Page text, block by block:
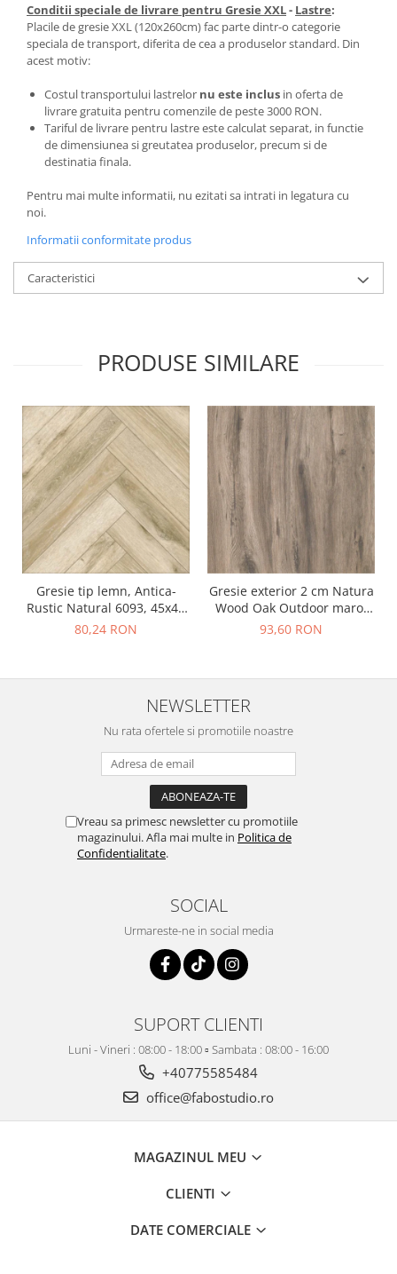
Conditii speciale de livrare pentru Gresie XXL- Lastre:
Placile de gresie XXL (120x260cm) fac parte dintr-o categorie
speciala de transport, diferita de cea a produselor standard. Din
acest motiv:
Costul transportului lastrelor nu este inclus in oferta de
livrare gratuita pentru comenzile de peste 3000 RON.
Tariful de livrare pentru lastre este calculat separat, in functie
de dimensiunea si greutatea produselor, precum si de
destinatia finala.
Pentru mai multe informatii, nu ezitati sa intrati in legatura cu
noi.
Informatii conformitate produs
Caracteristici
PRODUSE SIMILARE
Gresie tip lemn, Antica-
Rustic Natural 6093, 45x45
cm, portelanata, bej, finisaj
80,24 RON
Gresie exterior 2 cm Natura
Wood Oak Outdoor maro,
0.73mp/cut
93,60 RON
NEWSLETTER
Nu rata ofertele si promotiile noastre
Vreau sa primesc newsletter cu promotiile
magazinului. Afla mai multe in Politica de
Confidentialitate.
SOCIAL
Urmareste-ne in social media
SUPORT CLIENTI
Luni - Vineri : 08:00 - 18:00 ▫️ Sambata : 08:00 - 16:00
+40775585484
office@fabostudio.ro
MAGAZINUL MEU
CLIENTI
DATE COMERCIALE